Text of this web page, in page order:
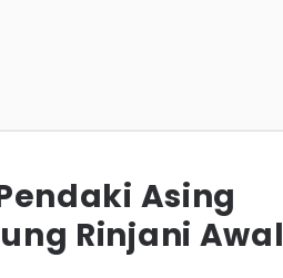
Asing
Rinjani Awal